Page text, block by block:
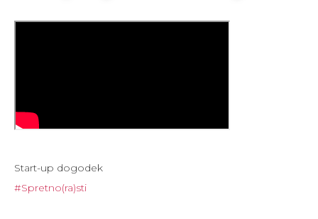
Start-up dogodek
#Spretno(ra)sti